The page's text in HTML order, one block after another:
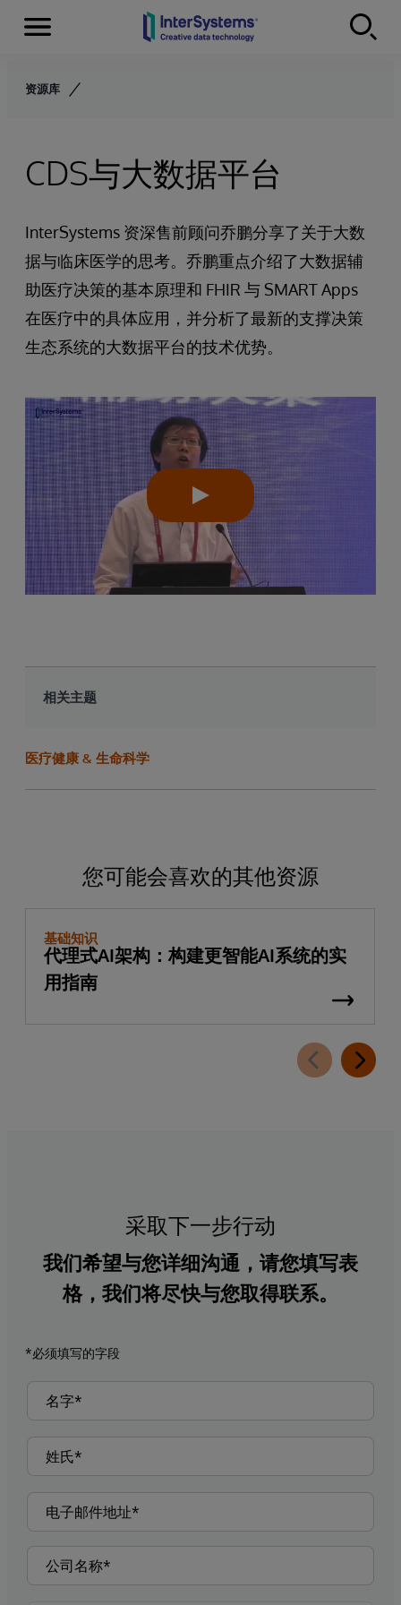
Skip to content
Menu
资源库
CDS与大数据平台
InterSystems 资深售前顾问乔鹏分享了关于大数
据与临床医学的思考。乔鹏重点介绍了大数据辅
助医疗决策的基本原理和 FHIR 与 SMART Apps
在医疗中的具体应用，并分析了最新的支撑决策
生态系统的大数据平台的技术优势。
相关主题
医疗健康 & 生命科学
您可能会喜欢的其他资源
基础知识
代理式AI架构：构建更智能AI系统的实
用指南
采取下一步行动
我们希望与您详细沟通，请您填写表
格，我们将尽快与您取得联系。
*必须填写的字段